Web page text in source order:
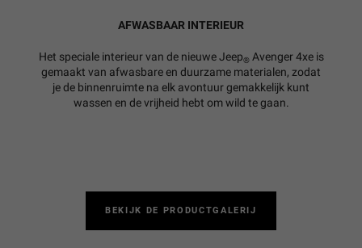
AFWASBAAR INTERIEUR
Het speciale interieur van de nieuwe Jeep® Avenger 4xe is
gemaakt van afwasbare en duurzame materialen, zodat
je de binnenruimte na elk avontuur gemakkelijk kunt
wassen en de vrijheid hebt om wild te gaan.
BEKIJK DE PRODUCTGALERIJ